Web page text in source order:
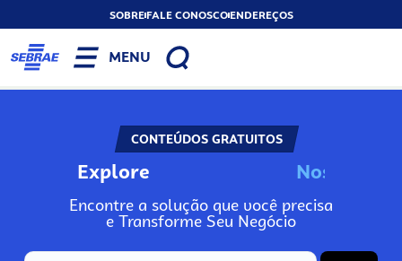
SOBREFALE CONOSCOENDEREÇOS
MENU
CONTEÚDOS GRATUITOS
Explore No
Encontre a solução que você precisa
e Transforme Seu Negócio